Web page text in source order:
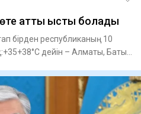
қатты ыстық болады
бірден республиканың 10
дейін – Алматы, Батыс